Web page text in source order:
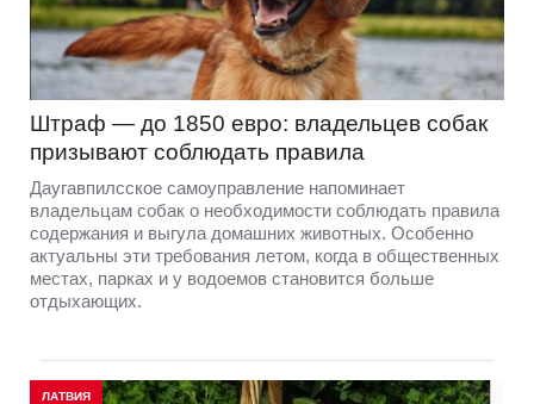
Штраф — до 1850 евро: владельцев собак
призывают соблюдать правила
Даугавпилсское самоуправление напоминает
владельцам собак о необходимости соблюдать правила
содержания и выгула домашних животных. Особенно
актуальны эти требования летом, когда в общественных
местах, парках и у водоемов становится больше
отдыхающих.
ЛАТВИЯ